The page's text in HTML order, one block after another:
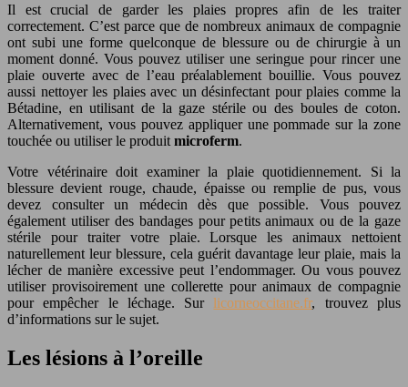
Il est crucial de garder les plaies propres afin de les traiter
correctement. C’est parce que de nombreux animaux de compagnie
ont subi une forme quelconque de blessure ou de chirurgie à un
moment donné. Vous pouvez utiliser une seringue pour rincer une
plaie ouverte avec de l’eau préalablement bouillie. Vous pouvez
aussi nettoyer les plaies avec un désinfectant pour plaies comme la
Bétadine, en utilisant de la gaze stérile ou des boules de coton.
Alternativement, vous pouvez appliquer une pommade sur la zone
touchée ou utiliser le produit microferm.
Votre vétérinaire doit examiner la plaie quotidiennement. Si la
blessure devient rouge, chaude, épaisse ou remplie de pus, vous
devez consulter un médecin dès que possible. Vous pouvez
également utiliser des bandages pour petits animaux ou de la gaze
stérile pour traiter votre plaie. Lorsque les animaux nettoient
naturellement leur blessure, cela guérit davantage leur plaie, mais la
lécher de manière excessive peut l’endommager. Ou vous pouvez
utiliser provisoirement une collerette pour animaux de compagnie
pour empêcher le léchage. Surlicorneoccitane.fr, trouvez plus
d’informations sur le sujet.
Les lésions à l’oreille